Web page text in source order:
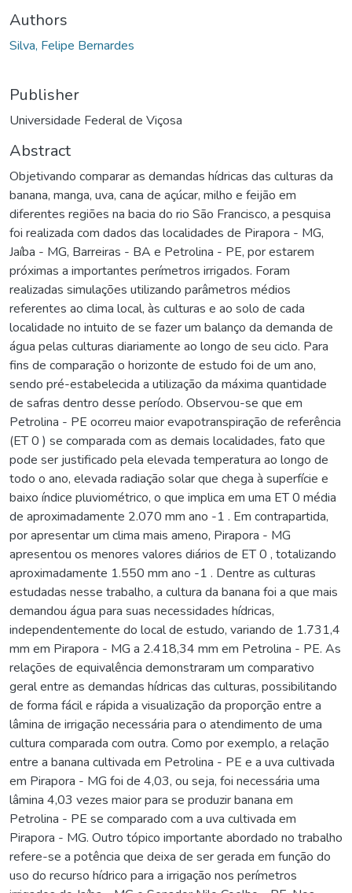
Authors
Silva, Felipe Bernardes
Publisher
Universidade Federal de Viçosa
Abstract
Objetivando comparar as demandas hídricas das culturas da
banana, manga, uva, cana de açúcar, milho e feijão em
diferentes regiões na bacia do rio São Francisco, a pesquisa
foi realizada com dados das localidades de Pirapora - MG,
Jaíba - MG, Barreiras - BA e Petrolina - PE, por estarem
próximas a importantes perímetros irrigados. Foram
realizadas simulações utilizando parâmetros médios
referentes ao clima local, às culturas e ao solo de cada
localidade no intuito de se fazer um balanço da demanda de
água pelas culturas diariamente ao longo de seu ciclo. Para
fins de comparação o horizonte de estudo foi de um ano,
sendo pré-estabelecida a utilização da máxima quantidade
de safras dentro desse período. Observou-se que em
Petrolina - PE ocorreu maior evapotranspiração de referência
(ET 0 ) se comparada com as demais localidades, fato que
pode ser justificado pela elevada temperatura ao longo de
todo o ano, elevada radiação solar que chega à superfície e
baixo índice pluviométrico, o que implica em uma ET 0 média
de aproximadamente 2.070 mm ano -1 . Em contrapartida,
por apresentar um clima mais ameno, Pirapora - MG
apresentou os menores valores diários de ET 0 , totalizando
aproximadamente 1.550 mm ano -1 . Dentre as culturas
estudadas nesse trabalho, a cultura da banana foi a que mais
demandou água para suas necessidades hídricas,
independentemente do local de estudo, variando de 1.731,4
mm em Pirapora - MG a 2.418,34 mm em Petrolina - PE. As
relações de equivalência demonstraram um comparativo
geral entre as demandas hídricas das culturas, possibilitando
de forma fácil e rápida a visualização da proporção entre a
lâmina de irrigação necessária para o atendimento de uma
cultura comparada com outra. Como por exemplo, a relação
entre a banana cultivada em Petrolina - PE e a uva cultivada
em Pirapora - MG foi de 4,03, ou seja, foi necessária uma
lâmina 4,03 vezes maior para se produzir banana em
Petrolina - PE se comparado com a uva cultivada em
Pirapora - MG. Outro tópico importante abordado no trabalho
refere-se a potência que deixa de ser gerada em função do
uso do recurso hídrico para a irrigação nos perímetros